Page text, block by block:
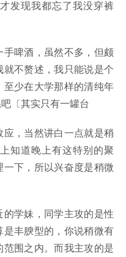
发现我都忘了我没穿裤
啤酒，虽然不多，但颇
不赘述，我只能说是个
少在大学那样的清纯年
〔其实只有一罐台
，当然讲白一点就是稍
知道晚上有这特别的聚
下，所以兴奋度是稍微
学妹，同学主攻的是性
丰腴型的，你说稍微有
围之内。而我主攻的是